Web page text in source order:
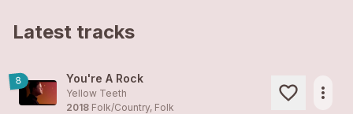
Latest tracks
8 You're A Rock
Yellow Teeth
2018 Folk/Country, Folk
more_horiz